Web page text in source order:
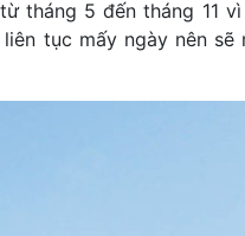
tháng 5 đến tháng 11
tục mấy ngày nên sẽ